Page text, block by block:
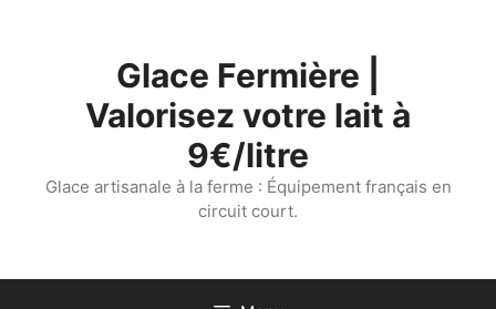
Glace Fermière |
Valorisez votre lait à
9€/litre
Glace artisanale à la ferme : Équipement français en
circuit court.